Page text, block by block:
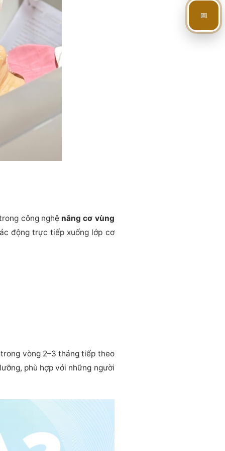
công nghệ nâng cơ vùng
động trực tiếp xuống lớp cơ
vòng 2–3 tháng tiếp theo
phù hợp với những người
📅